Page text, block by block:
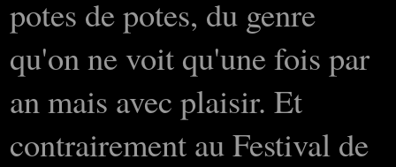
potes de potes, du genre
qu'on ne voit qu'une fois par
an mais avec plaisir. Et
contrairement au Festival de